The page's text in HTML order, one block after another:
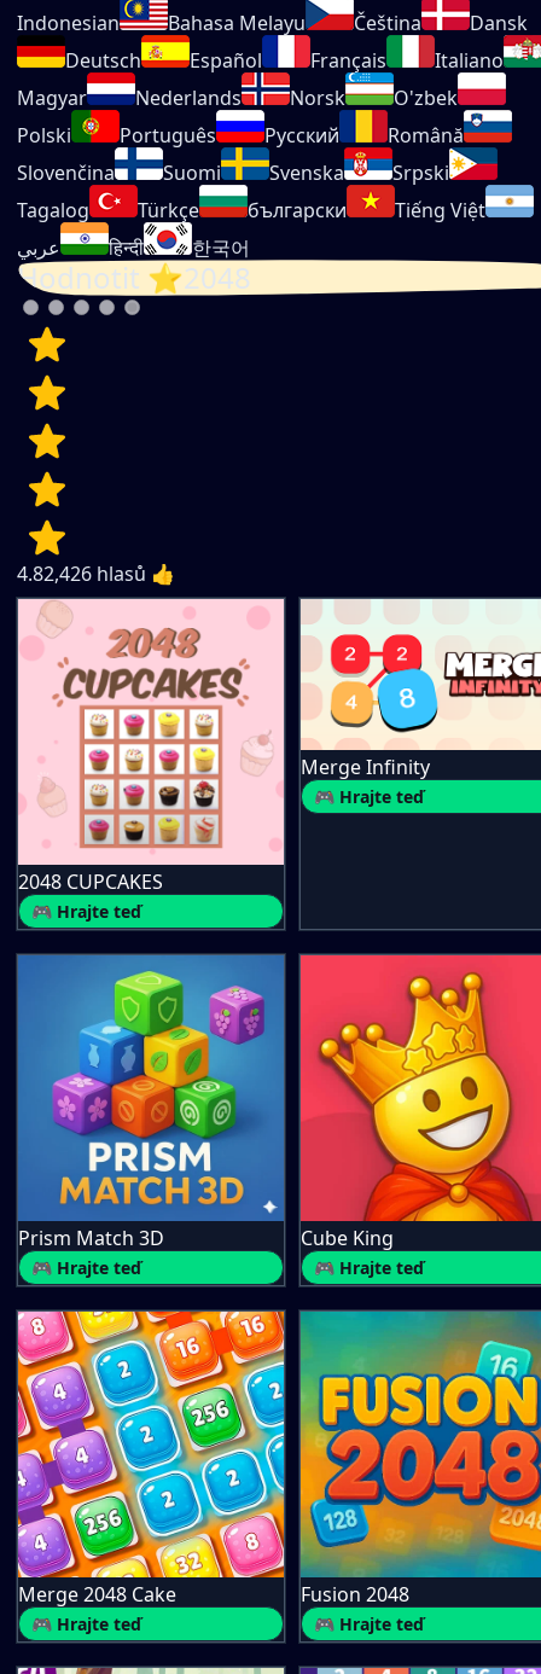
Indonesian
Bahasa Melayu Čeština
Dansk
Deutsch
Español Français
Italiano
Magyar
Nederlands Norsk
O'zbek
Polski
Português Русский
Română
Slovenčina
Suomi Svenska
Srpski
Tagalog
Türkçe български
Tiếng Việt
عربي
हिन्दी 한국어
Hodnotit ⭐2048
4.82,426 hlasů 👍
2048 CUPCAKES
🎮 Hrajte teď
Merge Infinity
🎮 Hrajte teď
Prism Match 3D
🎮 Hrajte teď
Cube King
🎮 Hrajte teď
Merge 2048 Cake
🎮 Hrajte teď
Fusion 2048
🎮 Hrajte teď